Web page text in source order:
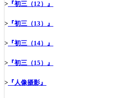
> 『初三（12）』
> 『初三（13）』
> 『初三（14）』
> 『初三（15）』
> 『人像摄影』